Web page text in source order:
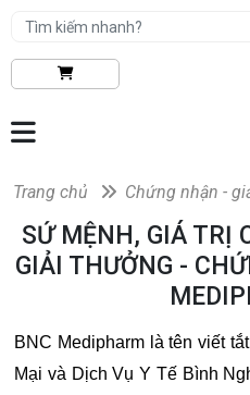
Trang chủ Chứng nhận -
SỨ MỆNH, GIÁ TRỊ
GIẢI THƯỞNG -
BNC Medipharm là tên viết
Mại và Dịch Vụ Y Tế Bình